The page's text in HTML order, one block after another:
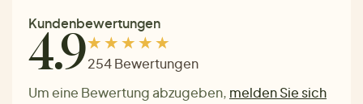
Kundenbewertungen
4.9254 Bewertungen
Um eine Bewertung abzugeben, melden Sie sich